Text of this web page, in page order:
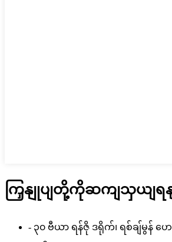
ကြှနျုပျတို့ကိုဆကျသှယျရန
- ၃၀ ဗီယာ ရန်ဇို ဒရိုက်၊ ရစ်ချ်မွန်